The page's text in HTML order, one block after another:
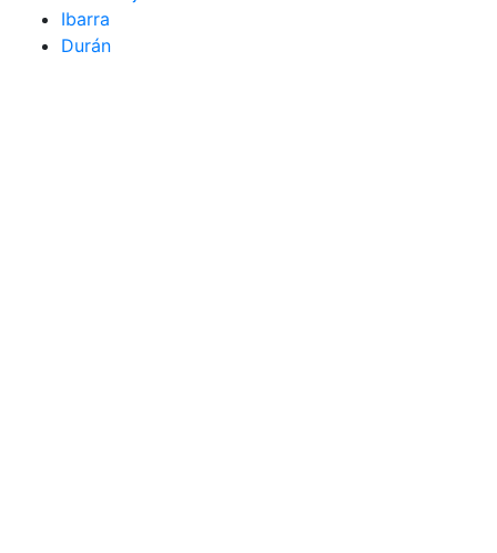
Ibarra
Durán